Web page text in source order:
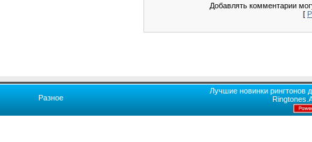
Добавлять комментарии
[
Разное
Лучшие новинки рингтонов